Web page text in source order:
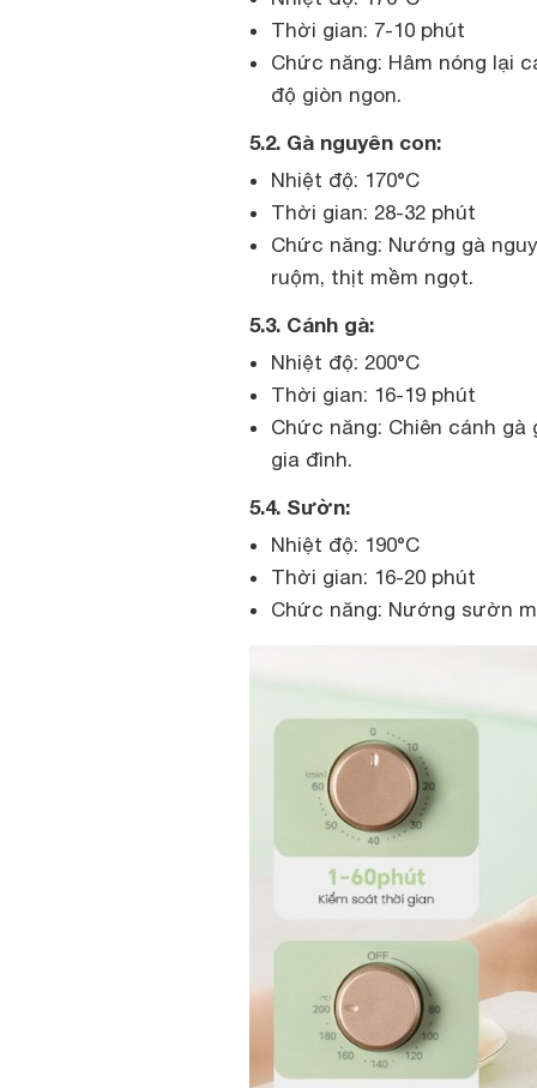
Thời gian: 7-10 phút
Chức năng: Hâm nóng lại
độ giòn ngon.
5.2. Gà nguyên con:
Nhiệt độ: 170°C
Thời gian: 28-32 phút
Chức năng: Nướng gà
ruộm, thịt mềm ngọt.
5.3. Cánh gà:
Nhiệt độ: 200°C
Thời gian: 16-19 phút
Chức năng: Chiên cánh
gia đình.
5.4. Sườn:
Nhiệt độ: 190°C
Thời gian: 16-20 phút
Chức năng: Nướng sườn